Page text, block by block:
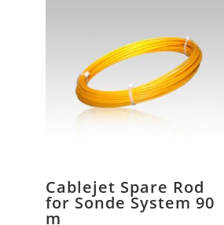
Cablejet Spare Rod
for Sonde System 90
m